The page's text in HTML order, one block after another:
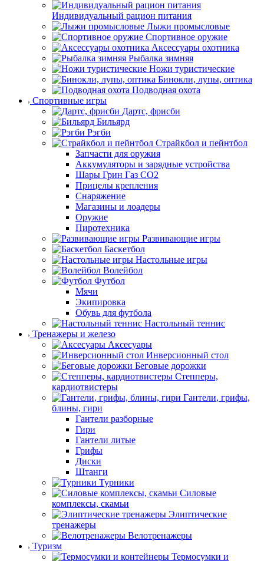
Индивидуальный рацион питания
Лыжи промысловые
Спортивное оружие
Аксессуары охотника
Рыбалка зимняя
Ножи туристические
Бинокли, лупы, оптика
Подводная охота
Спортивные игры
Дартс, фрисби
Бильярд
Рэгби
Страйкбол и пейнтбол
Запчасти для оружия
Аккумуляторы и зарядные устройства
Шары Грин Газ СО2
Прицелы крепления
Снаряжение
Магазины и лоадеры
Оружие
Пиротехника
Развивающие игры
Баскетбол
Настольные игры
Волейбол
Футбол
Мячи
Экипировка
Обувь для футбола
Настольный теннис
Тренажеры и железо
Аксесуары
Инверсионный стол
Беговые дорожки
Степперы,
кардиотвистеры
Гантели, грифы,
блины, гири
Гантели разборные
Гири
Гантели литые
Грифы
Диски
Штанги
Турники
Силовые
комплексы, скамьи
Элиптические
тренажеры
Велотренажеры
Туризм
Термосумки и